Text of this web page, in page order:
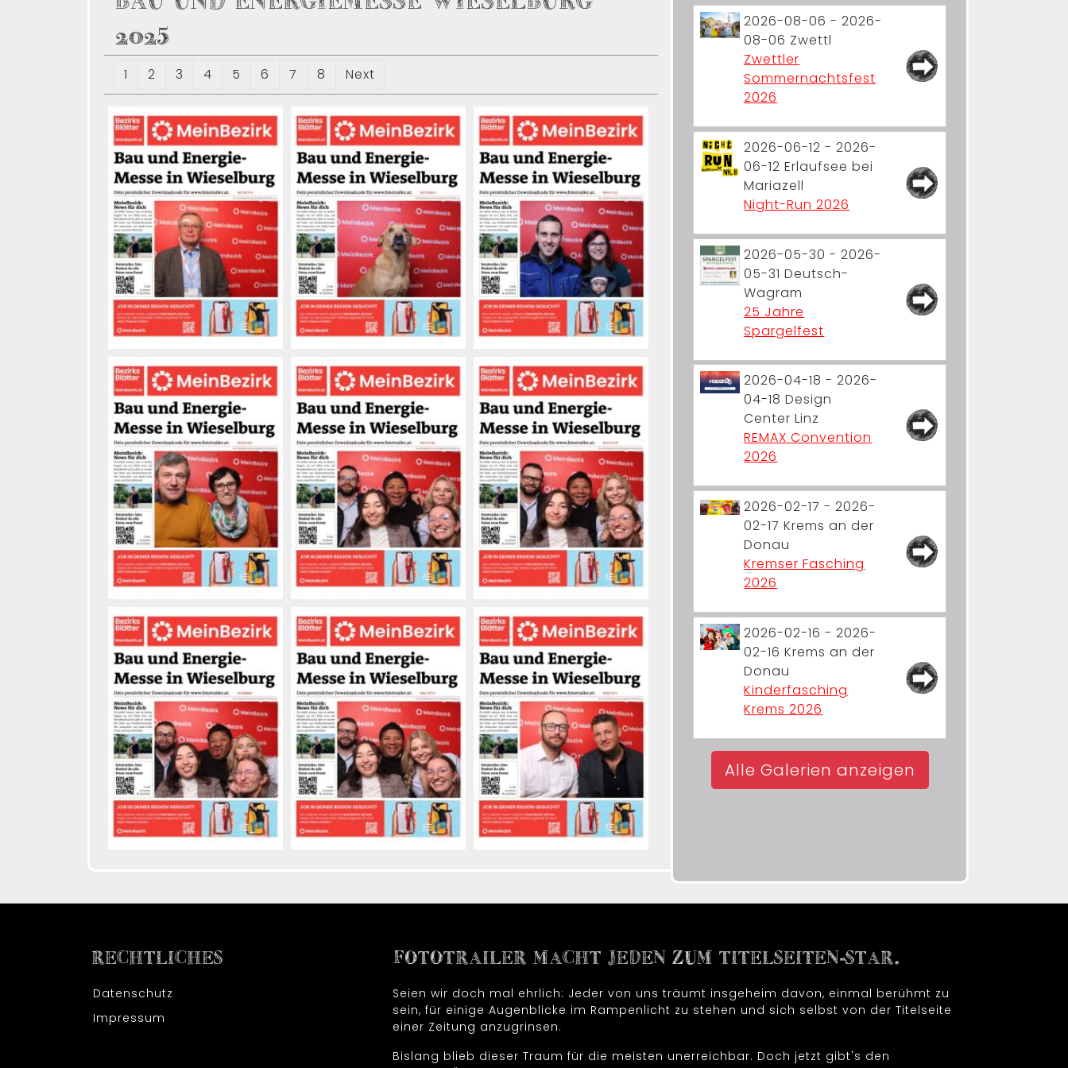
2025
1 2 3 4 5 6 7 8 Next
2026-08-06 - 2026-
08-06 Zwettl
Zwettler
Sommernachtsfest
2026
2026-06-12 - 2026-
06-12 Erlaufsee bei
Mariazell
Night-Run 2026
2026-05-30 - 2026-
05-31 Deutsch-
Wagram
25 Jahre
Spargelfest
2026-04-18 - 2026-
04-18 Design
Center Linz
REMAX Convention
2026
2026-02-17 - 2026-
02-17 Krems an der
Donau
Kremser Fasching
2026
2026-02-16 - 2026-
02-16 Krems an der
Donau
Kinderfasching
Krems 2026
Alle Galerien anzeigen
RECHTLICHES
Datenschutz
Impressum
FOTOTRAILER MACHT JEDEN ZUM TITELSEITEN-STAR.
Seien wir doch mal ehrlich: Jeder von uns träumt insgeheim davon, einmal berühmt zu
sein, für einige Augenblicke im Rampenlicht zu stehen und sich selbst von der Titelseite
einer Zeitung anzugrinsen.
Bislang blieb dieser Traum für die meisten unerreichbar. Doch jetzt gibt's den